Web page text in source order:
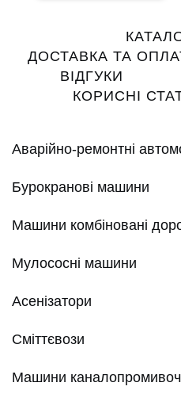
navigation
ДОСТАВКА ТА
ВІДГУКИ
КОРИСНІ
Аварійно-ремонтні
Бурокранові машини
Машини комбіновані
Мулососні машини
Асенізатори
Сміттєвози
Машини